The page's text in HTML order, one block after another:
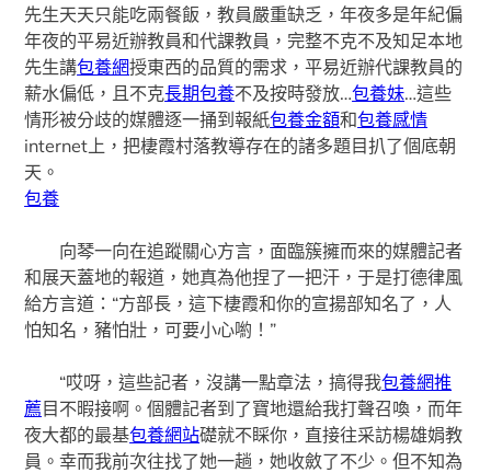
先生天天只能吃兩餐飯，教員嚴重缺乏，年夜多是年紀偏
年夜的平易近辦教員和代課教員，完整不克不及知足本地
先生講包養網授東西的品質的需求，平易近辦代課教員的
薪水偏低，且不克長期包養不及按時發放…包養妹…這些
情形被分歧的媒體逐一捅到報紙包養金額和包養感情
internet上，把棲霞村落教導存在的諸多題目扒了個底朝
天。
包養
向琴一向在追蹤關心方言，面臨簇擁而來的媒體記者
和展天蓋地的報道，她真為他捏了一把汗，于是打德律風
給方言道：“方部長，這下棲霞和你的宣揚部知名了，人
怕知名，豬怕壯，可要小心喲！”
“哎呀，這些記者，沒講一點章法，搞得我包養網推
薦目不暇接啊。個體記者到了寶地還給我打聲召喚，而年
夜大都的最基包養網站礎就不睬你，直接往采訪楊雄娟教
員。幸而我前次往找了她一趟，她收斂了不少。但不知為